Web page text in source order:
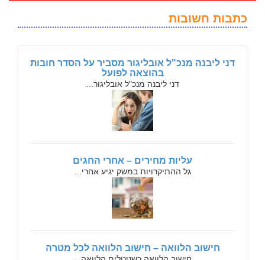
כתבות חשובות
דני ליבנה מנכ"ל אובליגור מסביר על הסדר חובות
בהוצאה לפועל
דני ליבנה מנכ"ל אובליגור...
עליות מחירים – אחרי החגים
גל ההתיקרויות במשק יגיע אחרי...
חישוב הלוואה – חישוב הלוואה לכל מטרה